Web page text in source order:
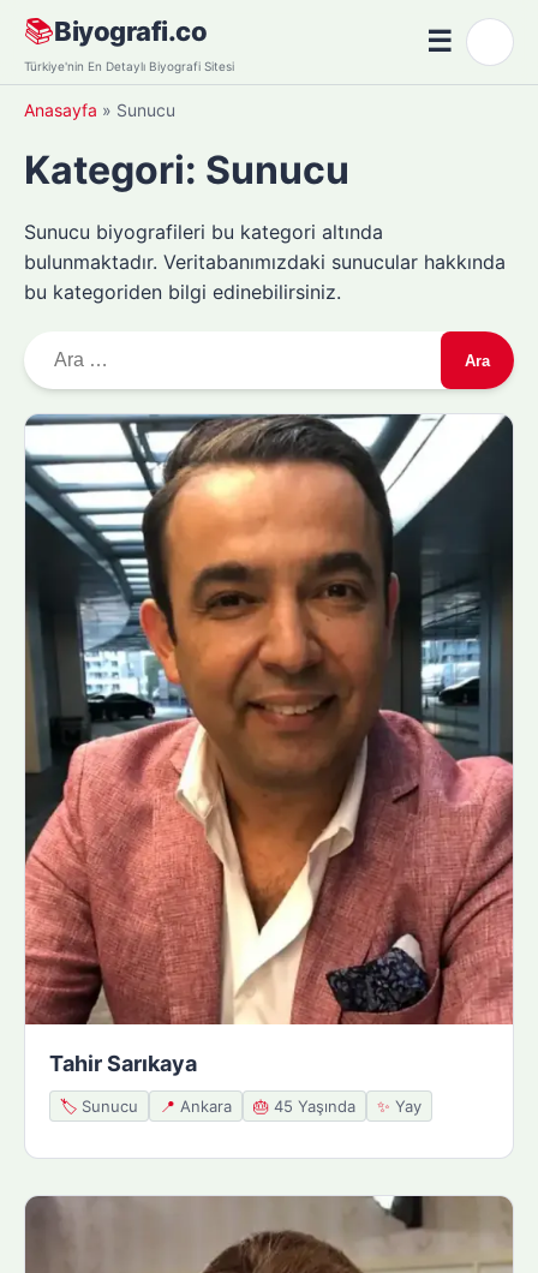
Skip
content
📚Biyografi.co
Türkiye'nin En Detaylı Biyografi Sitesi
☰Menü
Anasayfa » Sunucu
Kategori: Sunucu
Sunucu biyografileri bu kategori altında
bulunmaktadır. Veritabanımızdaki sunucular hakkında
bu kategoriden bilgi edinebilirsiniz.
r
a
:
Tahir Sarıkaya
🏷️ Sunucu 📍 Ankara 🎂 45 Yaşında ✨ Yay